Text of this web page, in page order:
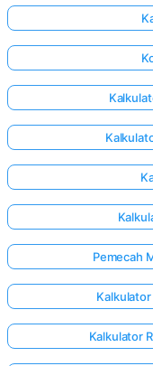
Ada
Ajukan
Anda
Pemecah
Kalkulator